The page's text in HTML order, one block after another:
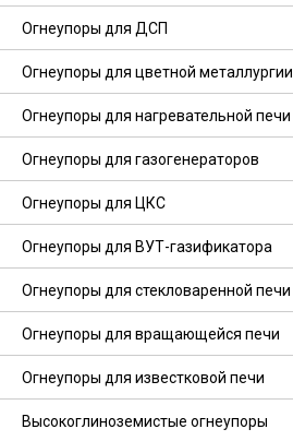
Огнеупоры для ДСП
Огнеупоры для цветной металлургии
Огнеупоры для нагревательной печи
Огнеупоры для газогенераторов
Огнеупоры для ЦКС
Огнеупоры для ВУТ-газификатора
Огнеупоры для стекловаренной печи
Огнеупоры для вращающейся печи
Огнеупоры для известковой печи
Высокоглиноземистые огнеупоры